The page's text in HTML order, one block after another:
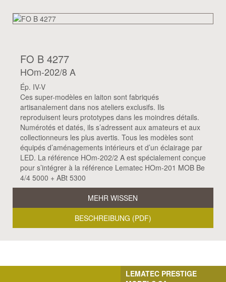
FO B 4277
HOm-202/8 A
Ép. IV-V
Ces super-modèles en laiton sont fabriqués
artisanalement dans nos ateliers exclusifs. Ils
reproduisent leurs prototypes dans les moindres détails.
Numérotés et datés, ils s’adressent aux amateurs et aux
collectionneurs les plus avertis. Tous les modèles sont
équipés d’aménagements intérieurs et d’un éclairage par
LED. La référence HOm-202/2 A est spécialement conçue
pour s’intégrer à la référence Lematec HOm-201 MOB Be
4/4 5000 + ABt 5300
MEHR WISSEN
BESCHREIBUNG (PDF)
LEMATEC PRESTIGE